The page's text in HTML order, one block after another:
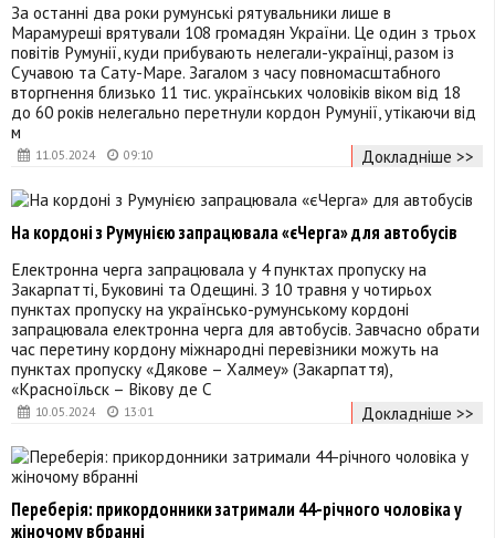
11.05.2024 09:10
За останні два роки румунські рятувальники лише в
Марамуреші врятували 108 громадян України. Це один з трьох
повітів Румунії, куди прибувають нелегали-українці, разом із
Сучавою та Сату-Маре. Загалом з часу повномасштабного
вторгнення близько 11 тис. українських чоловіків віком від 18
до 60 років нелегально перетнули кордон Румунії, утікаючи від
м
Докладніше >>
10.05.2024 13:01
На кордоні з Румунією запрацювала «єЧерга» для автобусів
Електронна черга запрацювала у 4 пунктах пропуску на
Закарпатті, Буковині та Одещині. З 10 травня у чотирьох
пунктах пропуску на українсько-румунському кордоні
запрацювала електронна черга для автобусів. Завчасно обрати
час перетину кордону міжнародні перевізники можуть на
пунктах пропуску «Дякове – Халмеу» (Закарпаття),
«Красноїльск – Вікову де С
Докладніше >>
Переберія: прикордонники затримали 44-річного чоловіка у
жіночому вбранні